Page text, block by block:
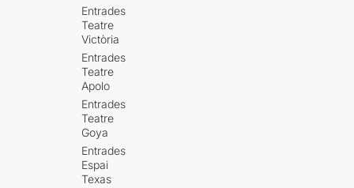
Entrades
Teatre
Victòria
Entrades
Teatre
Apolo
Entrades
Teatre
Goya
Entrades
Espai
Texas